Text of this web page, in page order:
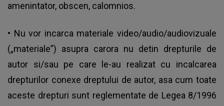
amenintator, obscen, calomnios.
• Nu vor incarca materiale video/audio/audiovizuale
(„materiale”) asupra carora nu detin drepturile de
autor si/sau pe care le-au realizat cu incalcarea
drepturilor conexe dreptului de autor, asa cum toate
aceste drepturi sunt reglementate de Legea 8/1996